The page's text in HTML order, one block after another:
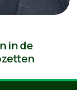
in de